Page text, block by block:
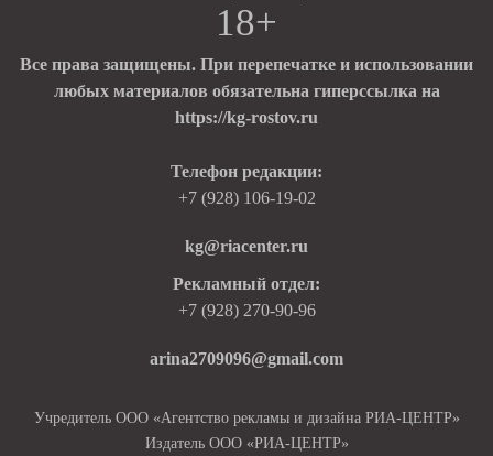
18+
Все права защищены. При перепечатке и использовании
любых материалов обязательна гиперссылка на
https://kg-rostov.ru
Телефон редакции:
+7 (928) 106-19-02
kg@riacenter.ru
Рекламный отдел:
+7 (928) 270-90-96
arina2709096@gmail.com
Учредитель ООО «Агентство рекламы и дизайна РИА-ЦЕНТР»
Издатель ООО «РИА-ЦЕНТР»